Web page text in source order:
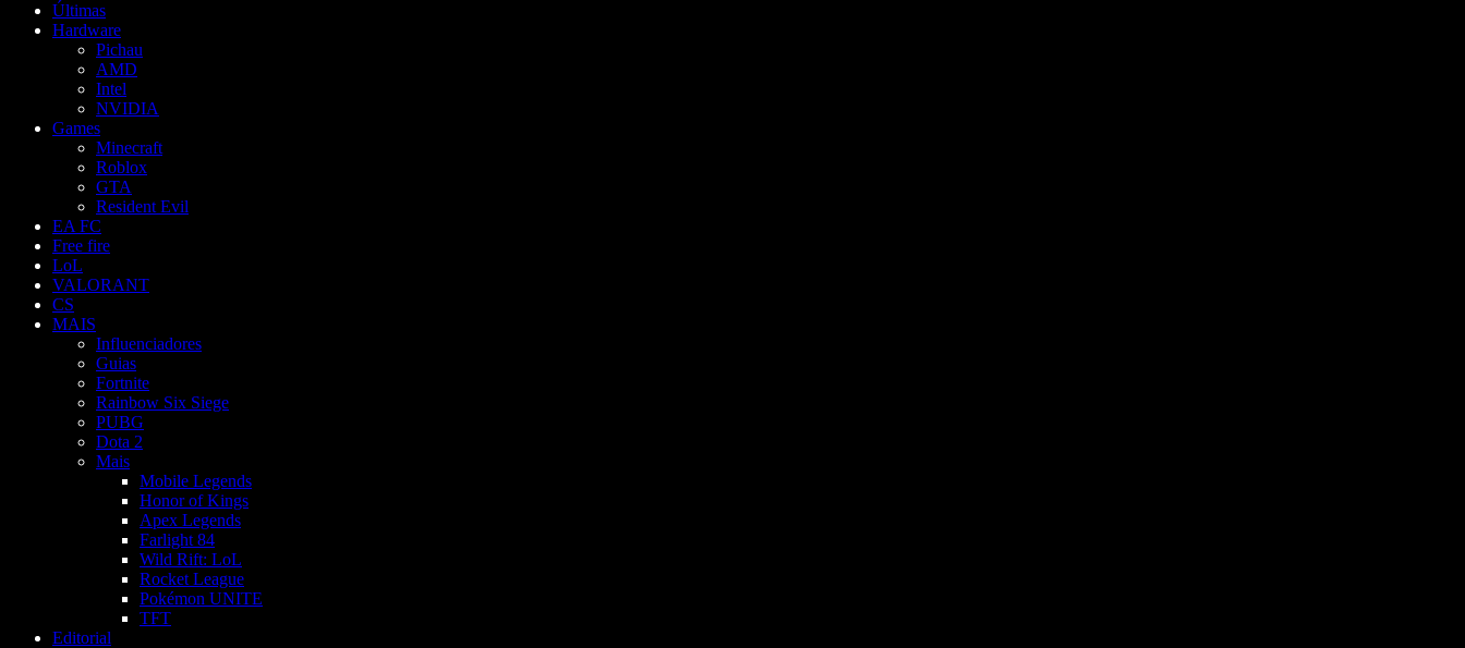
Últimas
Hardware
Pichau
AMD
Intel
NVIDIA
Games
Minecraft
Roblox
GTA
Resident Evil
EA FC
Free fire
LoL
VALORANT
CS
MAIS
Influenciadores
Guias
Fortnite
Rainbow Six Siege
PUBG
Dota 2
Mais
Mobile Legends
Honor of Kings
Apex Legends
Farlight 84
Wild Rift: LoL
Rocket League
Pokémon UNITE
TFT
Editorial